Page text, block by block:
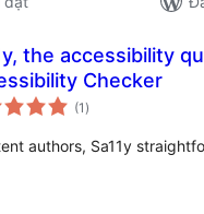
the accessibility
Checker
(1 tổng
đánh
)
authors, Sa11y